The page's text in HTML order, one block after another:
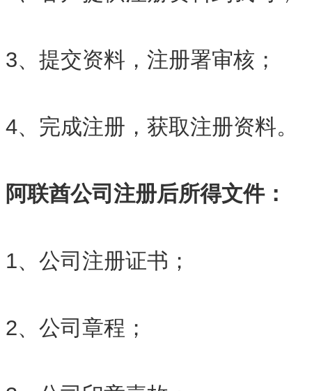
3、提交资料，注册署审核；
4、完成注册，获取注册资料。
阿联酋公司注册后所得文件：
1、公司注册证书；
2、公司章程；